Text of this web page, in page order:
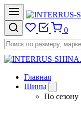
0
Главная
Шины
По сезону